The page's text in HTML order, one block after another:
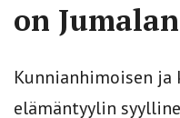
on
Kunnianhimoisen
elämäntyylin